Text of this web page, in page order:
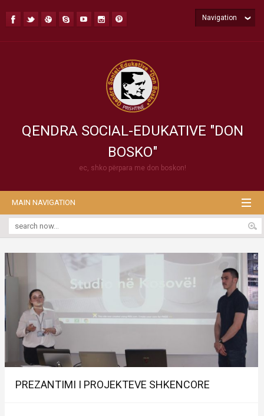
QENDRA SOCIAL-EDUKATIVE "DON
BOSKO"
ec, shko përpara me don boskon!
Navigation
MAIN NAVIGATION
PREZANTIMI I PROJEKTEVE SHKENCORE